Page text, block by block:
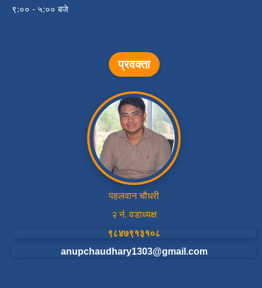
९:०० - ५:०० बजे
प्रवक्ता
पहलवान चौधरी
२ नं. वडाध्यक्ष
९८४७९१३१०८
anupchaudhary1303@gmail.com